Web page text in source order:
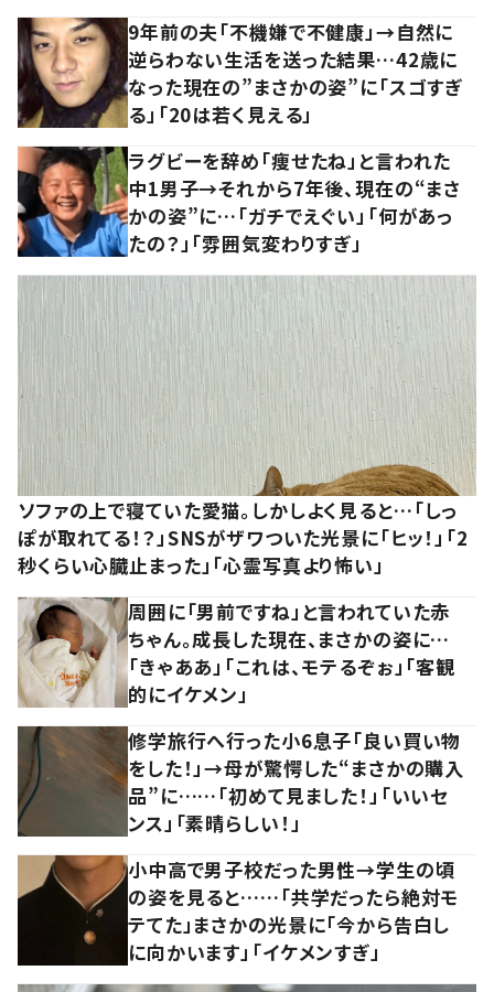
9年前の夫「不機嫌で不健康」→自然に
逆らわない生活を送った結果…42歳に
なった現在の”まさかの姿”に「スゴすぎ
る」「20は若く見える」
ラグビーを辞め「痩せたね」と言われた
中1男子→それから7年後、現在の“まさ
かの姿”に…「ガチでえぐい」「何があっ
たの？」「雰囲気変わりすぎ」
ソファの上で寝ていた愛猫。しかしよく見ると…「しっ
ぽが取れてる！？」SNSがザワついた光景に「ヒッ！」「2
秒くらい心臓止まった」「心霊写真より怖い」
周囲に「男前ですね」と言われていた赤
ちゃん。成長した現在、まさかの姿に…
「きゃああ」「これは、モテるぞぉ」「客観
的にイケメン」
修学旅行へ行った小6息子「良い買い物
をした！」→母が驚愕した“まさかの購入
品”に……「初めて見ました！」「いいセ
ンス」「素晴らしい！」
小中高で男子校だった男性→学生の頃
の姿を見ると……「共学だったら絶対モ
テてた」まさかの光景に「今から告白し
に向かいます」「イケメンすぎ」